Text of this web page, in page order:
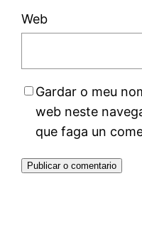
Web
Gardar o meu
web neste
que faga un